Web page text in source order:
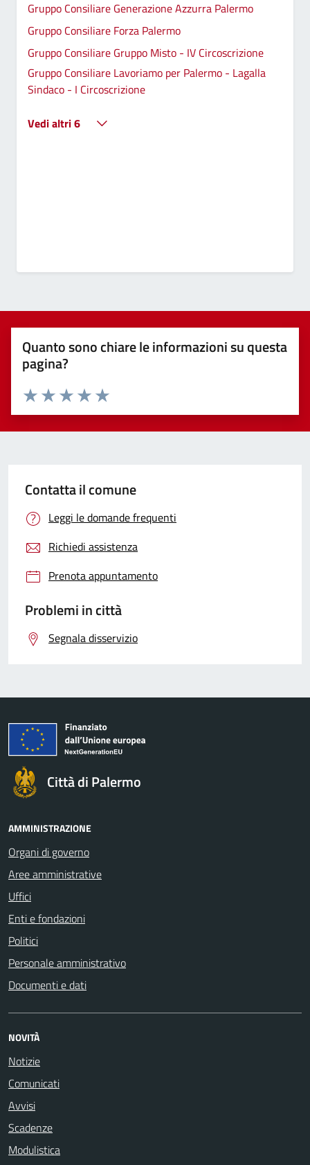
Gruppo Consiliare Generazione Azzurra Palermo
Gruppo Consiliare Forza Palermo
Gruppo Consiliare Gruppo Misto - IV Circoscrizione
Gruppo Consiliare Lavoriamo per Palermo - Lagalla
Sindaco - I Circoscrizione
Vedi altri 6
Quanto sono chiare le informazioni su questa
pagina?
Valuta 5 stelle su 5
Valuta 4 stelle su 5
Valuta 3 stelle su 5
Valuta 2 stelle su 5
Valuta 1 stelle su 5
Contatta il comune
Leggi le domande frequenti
Richiedi assistenza
Prenota appuntamento
Problemi in città
Segnala disservizio
Città di Palermo
AMMINISTRAZIONE
Organi di governo
Aree amministrative
Uffici
Enti e fondazioni
Politici
Personale amministrativo
Documenti e dati
NOVITÀ
Notizie
Comunicati
Avvisi
Scadenze
Modulistica